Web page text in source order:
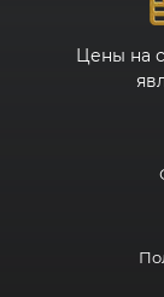
Цены на